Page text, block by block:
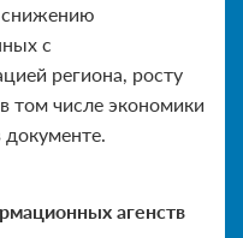
снижению
с
региона, росту
том числе экономики
агенств